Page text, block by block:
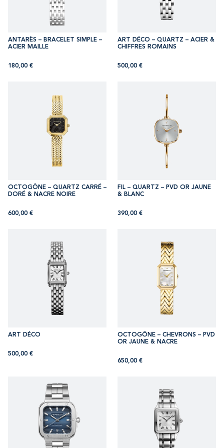
ANTARÈS – BRACELET SIMPLE –
ACIER MAILLE
180,00 €
ART DÉCO – QUARTZ – ACIER &
CHIFFRES ROMAINS
500,00 €
OCTOGÔNE – QUARTZ CARRÉ –
DORÉ & NACRE NOIRE
600,00 €
FIL – QUARTZ – PVD OR JAUNE
& BLANC
390,00 €
ART DÉCO
500,00 €
OCTOGÔNE – CHEVRONS – PVD
OR JAUNE & NACRE
650,00 €